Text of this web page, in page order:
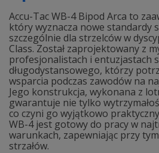
Accu-Tac WB-4 Bipod Arca to
który wyznacza nowe standardy
szczególnie dla strzelców w
Class. Został zaprojektowany z
profesjonalistach i entuzjastach
długodystansowego, którzy
wsparcia podczas zawodów na
Jego konstrukcja, wykonana z
gwarantuje nie tylko
co czyni go wyjątkowo
WB-4 jest gotowy do pracy w
warunkach, zapewniając przy
strzałów.